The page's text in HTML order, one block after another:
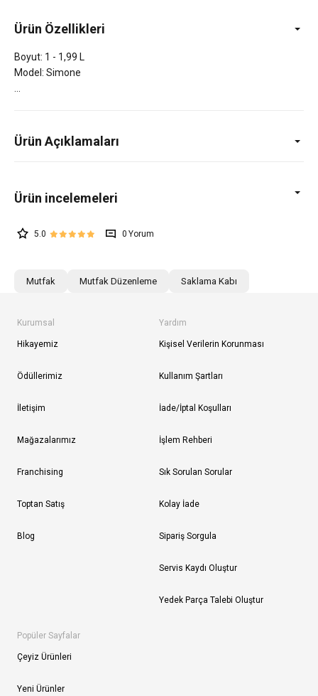
Ürün Özellikleri
Boyut: 1 - 1,99 L
Model: Simone
Ürün Açıklamaları
5.0 0
Mutfak Mutfak Düzenleme Saklama Kabı
Kurumsal
Hikayemiz
Ödüllerimiz
İletişim
Mağazalarımız
Franchising
Toptan Satış
Blog
Yardım
Kişisel Verilerin Korunması
Kullanım Şartları
İade/İptal Koşulları
İşlem Rehberi
Sık Sorulan Sorular
Kolay İade
Sipariş Sorgula
Servis Kaydı Oluştur
Yedek Parça Talebi Oluştur
Popüler Sayfalar
Çeyiz Ürünleri
Yeni Ürünler